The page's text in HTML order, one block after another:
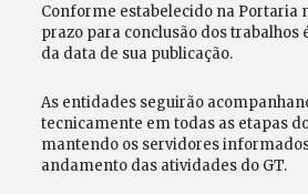
Conforme estabelecido na Portaria
prazo para conclusão dos trabalhos
da data de sua publicação.
As entidades seguirão
tecnicamente em todas as etapas
mantendo os servidores
andamento das atividades do GT.